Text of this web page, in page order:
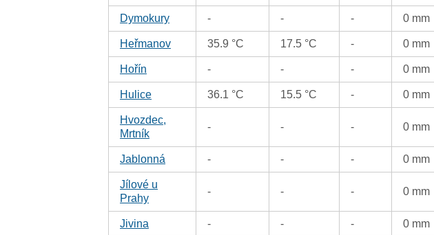
Dymokury - - - 0 mm
Heřmanov 35.9 °C 17.5 °C - 0 mm
Hořín - - - 0 mm
Hulice 36.1 °C 15.5 °C - 0 mm
Hvozdec,
Mrtník
- - - 0 mm
Jablonná - - - 0 mm
Jílové u
Prahy
- - - 0 mm
Jivina - - - 0 mm